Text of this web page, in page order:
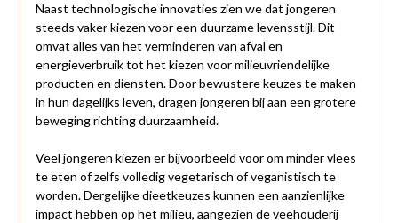
Naast technologische innovaties zien we dat jongeren
steeds vaker kiezen voor een duurzame levensstijl. Dit
omvat alles van het verminderen van afval en
energieverbruik tot het kiezen voor milieuvriendelijke
producten en diensten. Door bewustere keuzes te maken
in hun dagelijks leven, dragen jongeren bij aan een grotere
beweging richting duurzaamheid.
Veel jongeren kiezen er bijvoorbeeld voor om minder vlees
te eten of zelfs volledig vegetarisch of veganistisch te
worden. Dergelijke dieetkeuzes kunnen een aanzienlijke
impact hebben op het milieu, aangezien de veehouderij